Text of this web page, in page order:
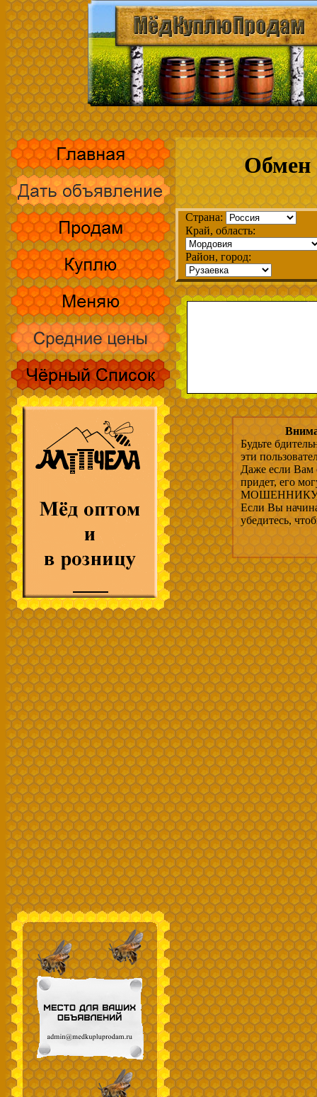
Обмен
Страна:
Край, область:
Район, город:
Будьте
эти
Даже если Вам
придет, его
МОШЕННИКУ,
Если Вы
убедитесь,